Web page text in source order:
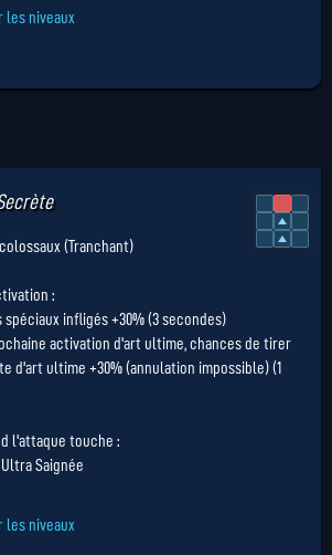
les niveaux
(Tranchant)
:
spéciaux infligés +30% (3 secondes)
activation d'art ultime, chances de tirer
d'art ultime +30% (annulation impossible) (1
l'attaque touche :
Saignée
les niveaux